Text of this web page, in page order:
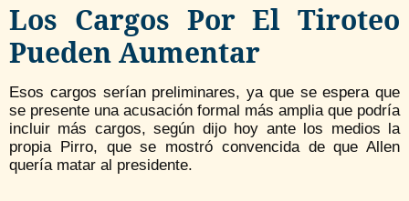
Los Cargos Por El Tiroteo
Pueden Aumentar
Esos cargos serían preliminares, ya que se espera que
se presente una acusación formal más amplia que podría
incluir más cargos, según dijo hoy ante los medios la
propia Pirro, que se mostró convencida de que Allen
quería matar al presidente.